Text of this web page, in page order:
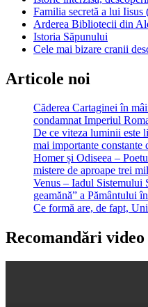
Familia secretă a lui Iisus
Arderea Bibliotecii din
Istoria Săpunului
Cele mai bizare cranii
Articole noi
Căderea Cartaginei în
condamnat Imperiul
De ce viteza luminii este
mai importante constante
Homer și Odiseea –
mistere de aproape trei
Venus – Iadul Sistemului
geamănă” a Pământului
Ce formă are, de fapt,
Recomandări video